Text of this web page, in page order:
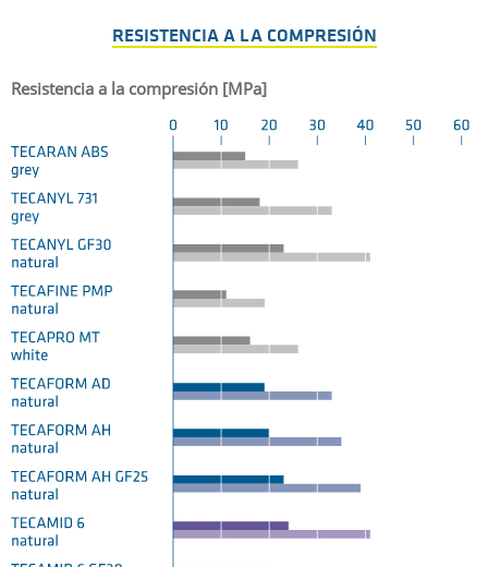
RESISTENCIA A LA COMPRESIÓN
Resistencia a la compresión [MPa]